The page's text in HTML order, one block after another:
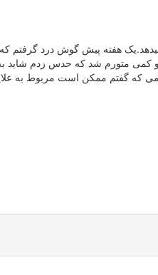
هفته پیش گوش درد گرفتم
متورم شد که حدس زدم شاید
گفتم ممکن است مربوط به